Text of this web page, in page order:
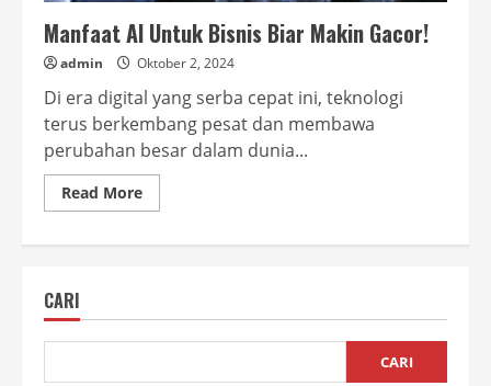
Manfaat AI Untuk Bisnis Biar Makin Gacor!
admin Oktober 2, 2024
Di era digital yang serba cepat ini, teknologi
terus berkembang pesat dan membawa
perubahan besar dalam dunia...
Read MoreRead
more
Makin
CARI
CARI